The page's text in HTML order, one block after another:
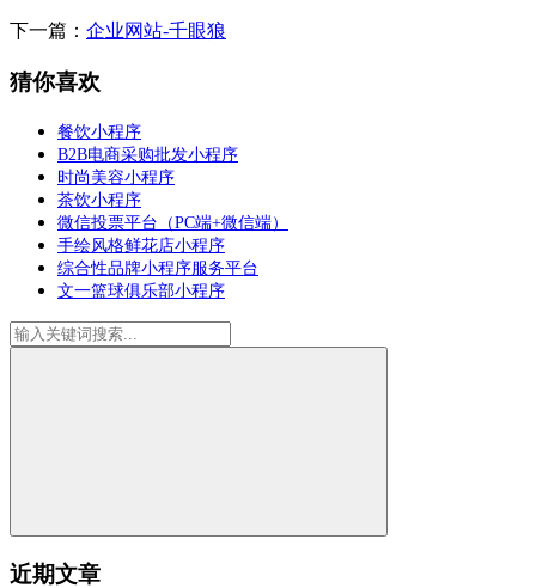
下一篇： 企业网站-千眼狼
猜你喜欢
餐饮小程序
B2B电商采购批发小程序
时尚美容小程序
茶饮小程序
微信投票平台（PC端+微信端）
手绘风格鲜花店小程序
综合性品牌小程序服务平台
文一篮球俱乐部小程序
近期文章